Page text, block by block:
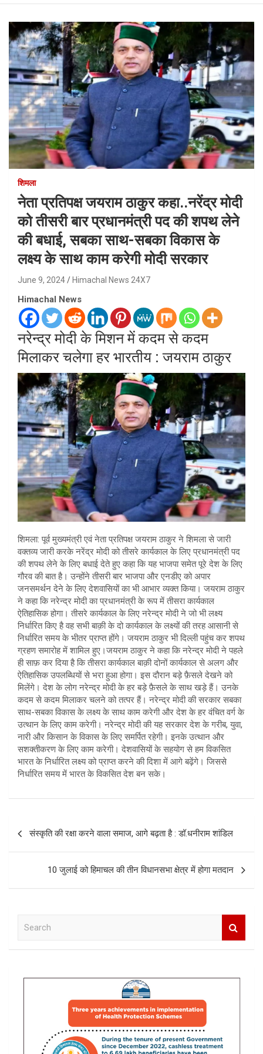
शिमला
नेता प्रतिपक्ष जयराम ठाकुर कहा..नरेंद्र मोदी
को तीसरी बार प्रधानमंत्री पद की शपथ लेने
की बधाई, सबका साथ-सबका विकास के
लक्ष्य के साथ काम करेगी मोदी सरकार
June 9, 2024 Himachal News 24X7
Himachal News
नरेन्द्र मोदी के मिशन में कदम से कदम
मिलाकर चलेगा हर भारतीय : जयराम ठाकुर
शिमला: पूर्व मुख्यमंत्री एवं नेता प्रतिपक्ष जयराम ठाकुर ने शिमला से जारी
वक्तव्य जारी करके नरेंद्र मोदी को तीसरे कार्यकाल के लिए प्रधानमंत्री पद
की शपथ लेने के लिए बधाई देते हुए कहा कि यह भाजपा समेत पूरे देश के लिए
गौरव की बात है। उन्होंने तीसरी बार भाजपा और एनडीए को अपार
जनसमर्थन देने के लिए देशवासियों का भी आभार व्यक्त किया। जयराम ठाकुर
ने कहा कि नरेन्द्र मोदी का प्रधानमंत्री के रूप में तीसरा कार्यकाल
ऐतिहासिक होगा। तीसरे कार्यकाल के लिए नरेन्द्र मोदी ने जो भी लक्ष्य
निर्धारित किए है वह सभी बाक़ी के दो कार्यकाल के लक्ष्यों की तरह आसानी से
निर्धारित समय के भीतर प्राप्त होंगे। जयराम ठाकुर भी दिल्ली पहुंच कर शपथ
ग्रहण समारोह में शामिल हुए।जयराम ठाकुर ने कहा कि नरेन्द्र मोदी ने पहले
ही साफ़ कर दिया है कि तीसरा कार्यकाल बाक़ी दोनों कार्यकाल से अलग और
ऐतिहासिक उपलब्धियों से भरा हुआ होगा। इस दौरान बड़े फ़ैसले देखने को
मिलेंगे। देश के लोग नरेन्द्र मोदी के हर बड़े फ़ैसले के साथ खड़े हैं। उनके
कदम से कदम मिलाकर चलने को तत्पर हैं। नरेन्द्र मोदी की सरकार सबका
साथ-सबका विकास के लक्ष्य के साथ काम करेगी और देश के हर वंचित वर्ग के
उत्थान के लिए काम करेगी। नरेन्द्र मोदी की यह सरकार देश के गरीब, युवा,
नारी और किसान के विकास के लिए समर्पित रहेगी। इनके उत्थान और
सशक्तीकरण के लिए काम करेगी। देशवासियों के सहयोग से हम विकसित
भारत के निर्धारित लक्ष्य को प्राप्त करने की दिशा में आगे बढ़ेंगे। जिससे
निर्धारित समय में भारत के विकसित देश बन सके।
Post
navigation
संस्कृति की रक्षा करने वाला समाज, आगे बढ़ता है : डॉ.धनीराम शांडिल
10 जुलाई को हिमाचल की तीन विधानसभा क्षेत्र में होगा मतदान